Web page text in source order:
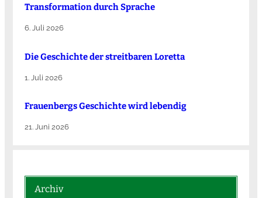
Transformation durch Sprache
6. Juli 2026
Die Ge­schich­te der streit­ba­ren Lo­ret­ta
1. Juli 2026
Frauenbergs Geschichte wird lebendig
21. Juni 2026
Archiv